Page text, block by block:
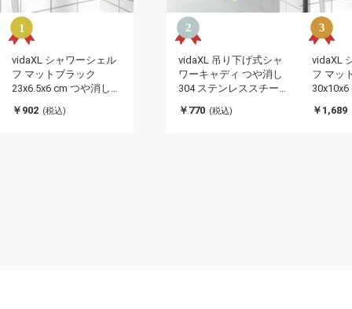
vidaXL シャワーシェル
フ マットブラック
23x6.5x6 cm つや消し
ル製家具 棚(代引不可)
￥902 (税込)
vidaXL 吊り下げ式シャ
ワーキャディ つや消し
304 ステンレススチー
￥770 (税込)
vidaXL
フ マッ
ル製家
￥1,689